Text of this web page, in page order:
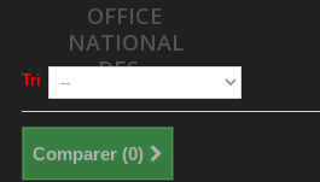
OFFICE
NATIONAL
DES...
Tri
Comparer (0)